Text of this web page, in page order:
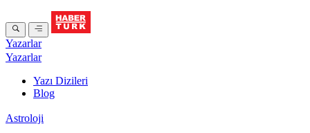
Yazarlar
Yazarlar
Yazı Dizileri
Blog
Astroloji